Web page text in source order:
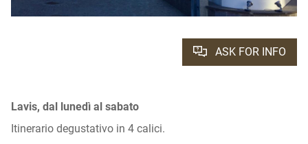
ASK FOR INFO
Lavis, dal lunedì al sabato
Itinerario degustativo in 4 calici.